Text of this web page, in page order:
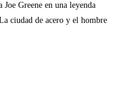
Greene en una leyenda
ciudad de acero y el hombre